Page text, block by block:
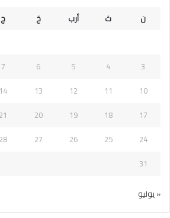
ن
ث أرب خ ج
3
4
5
6
7
10
11
12
13
14
17
18
19
20
21
24
25
26
27
28
31
« يوليو